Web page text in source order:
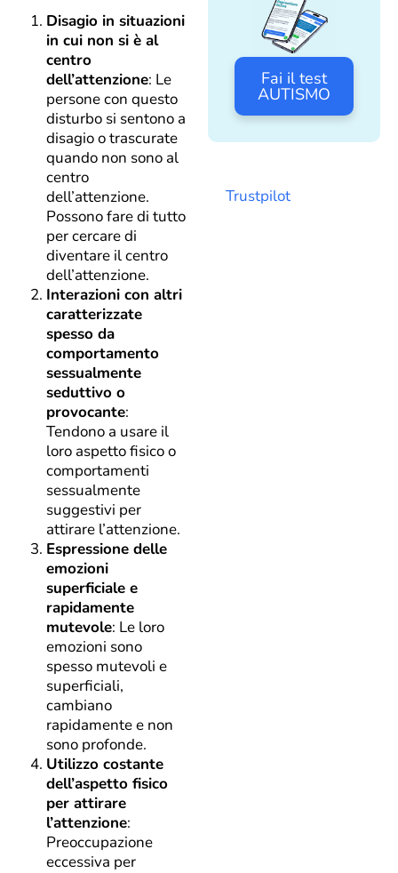
Disagio in situazioni
in cui non si è al
centro
dell’attenzione: Le
persone con questo
disturbo si sentono a
disagio o trascurate
quando non sono al
centro
dell’attenzione.
Possono fare di tutto
per cercare di
diventare il centro
dell’attenzione.
Interazioni con altri
caratterizzate
spesso da
comportamento
sessualmente
seduttivo o
provocante:
Tendono a usare il
loro aspetto fisico o
comportamenti
sessualmente
suggestivi per
attirare l’attenzione.
Espressione delle
emozioni
superficiale e
rapidamente
mutevole: Le loro
emozioni sono
spesso mutevoli e
superficiali,
cambiano
rapidamente e non
sono profonde.
Utilizzo costante
dell’aspetto fisico
per attirare
l’attenzione:
Preoccupazione
eccessiva per
Fai il test
AUTISMO
Trustpilot